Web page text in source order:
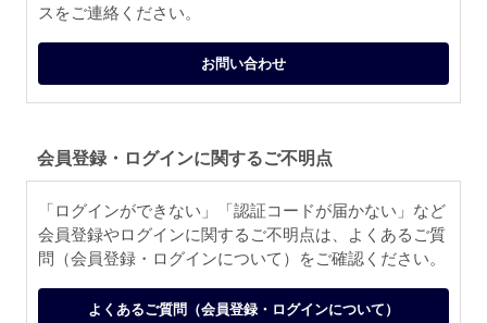
スをご連絡ください。
お問い合わせ
会員登録・ログインに関するご不明点
「ログインができない」「認証コードが届かない」など
会員登録やログインに関するご不明点は、よくあるご質
問（会員登録・ログインについて）をご確認ください。
よくあるご質問（会員登録・ログインについて）